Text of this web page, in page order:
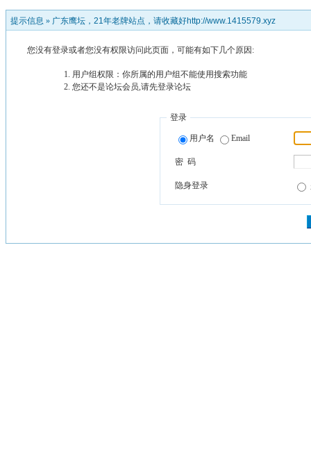
提示信息 » 广东鹰坛，21年老牌站点，请收藏好http://www.1415579.xyz
您没有登录或者您没有权限访问此页面，可能有如下几个原因:
用户组权限：你所属的用户组不能使用搜索功能
您还不是论坛会员,请先登录论坛
登录
用户名 Email
密 码
隐身登录